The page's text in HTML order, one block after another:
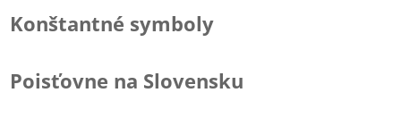
Konštantné symboly
Poisťovne na Slovensku